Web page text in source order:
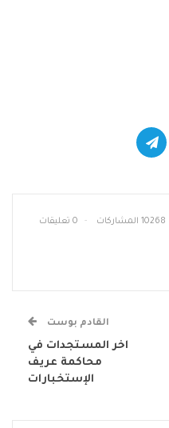
10268 المشاركات 0 تعليقات
القادم بوست
اخر المستجدات في
محاكمة عريف
الإستخبارات